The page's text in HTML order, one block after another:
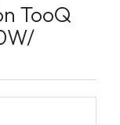
TooQ